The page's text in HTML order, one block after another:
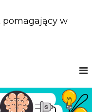
pomagający w